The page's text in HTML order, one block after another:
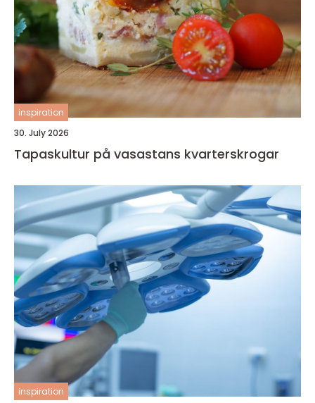
inspiration
30. July 2026
Tapaskultur på vasastans kvarterskrogar
inspiration